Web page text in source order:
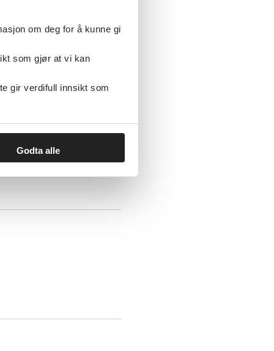
om deg for å kunne gi
som gjør at vi kan
gir verdifull innsikt som
Godta alle